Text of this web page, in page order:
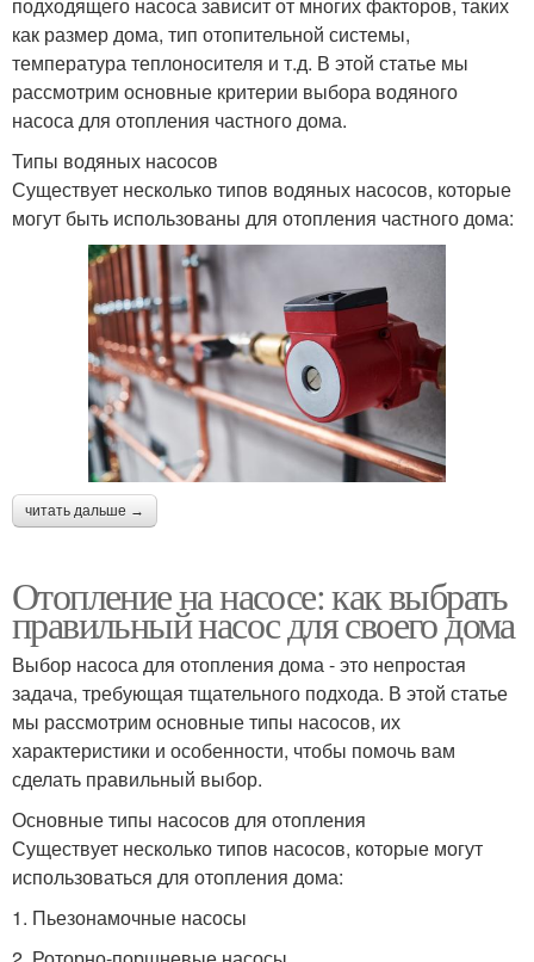
как размер дома, тип отопительной системы,
температура теплоносителя и т.д. В этой статье мы
рассмотрим основные критерии выбора водяного
насоса для отопления частного дома.
Типы водяных насосов
Существует несколько типов водяных насосов, которые
могут быть использованы для отопления частного дома:
читать дальше →
Отопление на насосе: как выбрать
правильный насос для своего дома
Выбор насоса для отопления дома - это непростая
задача, требующая тщательного подхода. В этой статье
мы рассмотрим основные типы насосов, их
характеристики и особенности, чтобы помочь вам
сделать правильный выбор.
Основные типы насосов для отопления
Существует несколько типов насосов, которые могут
использоваться для отопления дома:
1. Пьезонамочные насосы